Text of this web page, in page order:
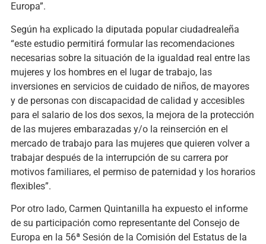
Europa”.
Según ha explicado la diputada popular ciudadrealeña
“este estudio permitirá formular las recomendaciones
necesarias sobre la situación de la igualdad real entre las
mujeres y los hombres en el lugar de trabajo, las
inversiones en servicios de cuidado de niños, de mayores
y de personas con discapacidad de calidad y accesibles
para el salario de los dos sexos, la mejora de la protección
de las mujeres embarazadas y/o la reinserción en el
mercado de trabajo para las mujeres que quieren volver a
trabajar después de la interrupción de su carrera por
motivos familiares, el permiso de paternidad y los horarios
flexibles”.
Por otro lado, Carmen Quintanilla ha expuesto el informe
de su participación como representante del Consejo de
Europa en la 56ª Sesión de la Comisión del Estatus de la